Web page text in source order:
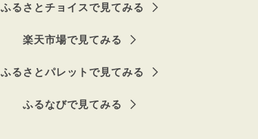
ふるさとチョイスで見てみる
楽天市場で見てみる
ふるさとパレットで見てみる
ふるなびで見てみる